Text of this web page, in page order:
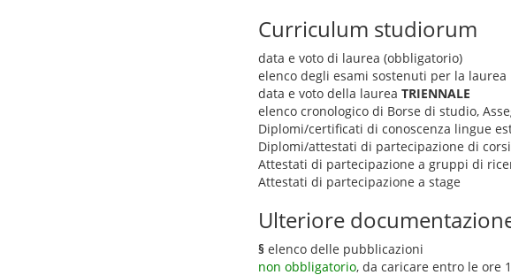
Curriculum studiorum
data e voto di laurea (obbligatorio)
elenco degli esami sostenuti per la laurea
data e voto della laurea TRIENNALE
elenco cronologico di Borse di studio,
Diplomi/certificati di conoscenza lingue
Diplomi/attestati di partecipazione di
Attestati di partecipazione a gruppi di
Attestati di partecipazione a stage
Ulteriore
§ elenco delle pubblicazioni
non obbligatorio, da caricare entro le ore